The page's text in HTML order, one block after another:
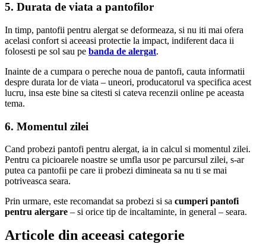
5. Durata de viata a pantofilor
In timp, pantofii pentru alergat se deformeaza, si nu iti mai ofera
acelasi confort si aceeasi protectie la impact, indiferent daca ii
folosesti pe sol sau pe banda de alergat.
Inainte de a cumpara o pereche noua de pantofi, cauta informatii
despre durata lor de viata – uneori, producatorul va specifica acest
lucru, insa este bine sa citesti si cateva recenzii online pe aceasta
tema.
6. Momentul zilei
Cand probezi pantofi pentru alergat, ia in calcul si momentul zilei.
Pentru ca picioarele noastre se umfla usor pe parcursul zilei, s-ar
putea ca pantofii pe care ii probezi dimineata sa nu ti se mai
potriveasca seara.
Prin urmare, este recomandat sa probezi si sa cumperi pantofi
pentru alergare – si orice tip de incaltaminte, in general – seara.
Articole din aceeasi categorie